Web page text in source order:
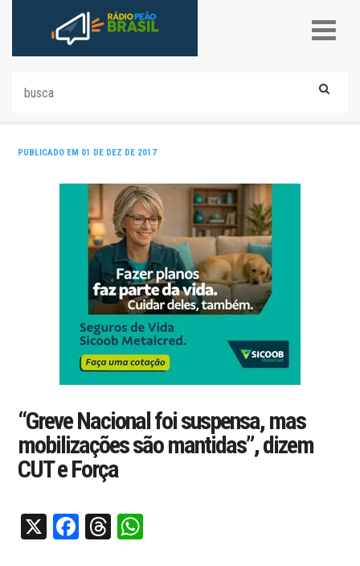
PUBLICADO EM 01 DE DEZ DE 2017
“Greve Nacional foi suspensa, mas
mobilizações são mantidas”, dizem
CUT e Força
X Facebook
Threads